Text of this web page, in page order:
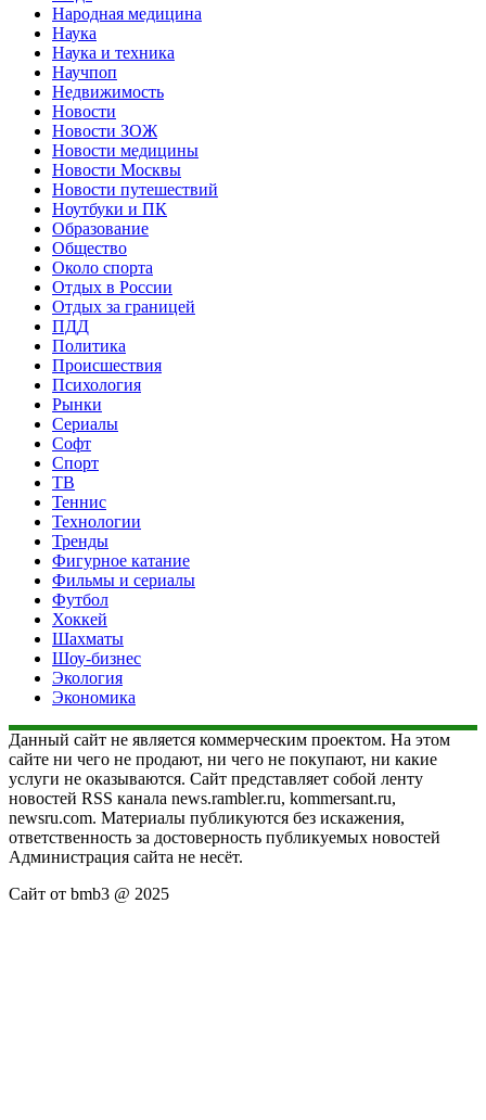
Народная медицина
Наука
Наука и техника
Научпоп
Недвижимость
Новости
Новости ЗОЖ
Новости медицины
Новости Москвы
Новости путешествий
Ноутбуки и ПК
Образование
Общество
Около спорта
Отдых в России
Отдых за границей
ПДД
Политика
Происшествия
Психология
Рынки
Сериалы
Софт
Спорт
ТВ
Теннис
Технологии
Тренды
Фигурное катание
Фильмы и сериалы
Футбол
Хоккей
Шахматы
Шоу-бизнес
Экология
Экономика
Данный сайт не является коммерческим проектом. На этом
сайте ни чего не продают, ни чего не покупают, ни какие
услуги не оказываются. Сайт представляет собой ленту
новостей RSS канала news.rambler.ru, kommersant.ru,
newsru.com. Материалы публикуются без искажения,
ответственность за достоверность публикуемых новостей
Администрация сайта не несёт.
Сайт от bmb3 @ 2025